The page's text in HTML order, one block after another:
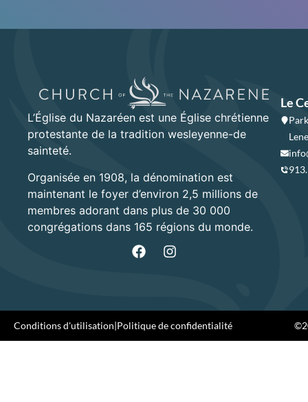
L’Église du Nazaréen est une Église chrétienne
protestante de la tradition wesleyenne-de
sainteté.
Organisée en 1908, la dénomination est
maintenant le foyer d’environ 2,5 millions de
membres adorant dans plus de 30 000
congrégations dans 165 régions du monde.
Le
Conditions d'utilisation|Politique de confidentialité